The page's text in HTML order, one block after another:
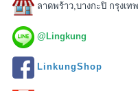
ลาดพร้าว,บางกะปิ กรุงเท
@Lingkung
LinkungShop